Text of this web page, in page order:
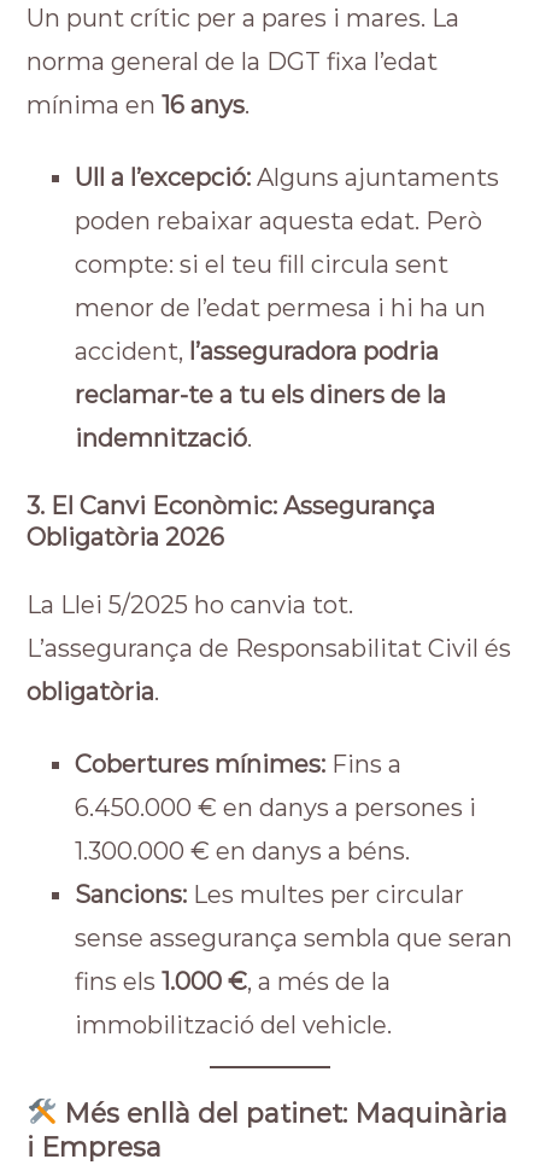
Un punt crític per a pares i mares. La
norma general de la DGT fixa l’edat
mínima en16 anys.
Ull a l’excepció: Alguns ajuntaments
poden rebaixar aquesta edat. Però
compte: si el teu fill circula sent
menor de l’edat permesa i hi ha un
accident, l’asseguradora podria
reclamar-te a tu els diners de la
indemnització.
3. El Canvi Econòmic: Assegurança
Obligatòria 2026
La Llei 5/2025 ho canvia tot.
L’assegurança de Responsabilitat Civil és
obligatòria.
Cobertures mínimes: Fins a
6.450.000 € en danys a persones i
1.300.000 € en danys a béns.
Sancions: Les multes per circular
sense assegurança sembla que seran
fins els1.000 €, a més de la
immobilització del vehicle.
Més enllà del patinet: Maquinària
i Empresa